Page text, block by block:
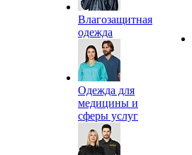
Влагозащитная
одежда
Одежда для
медицины и
сферы услуг